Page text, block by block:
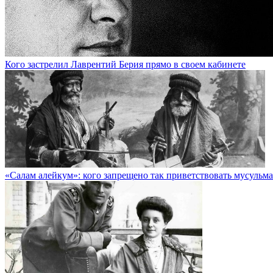
Кого застрелил Лаврентий Берия прямо в своем кабинете
«Салам алейкум»: кого запрещено так приветствовать